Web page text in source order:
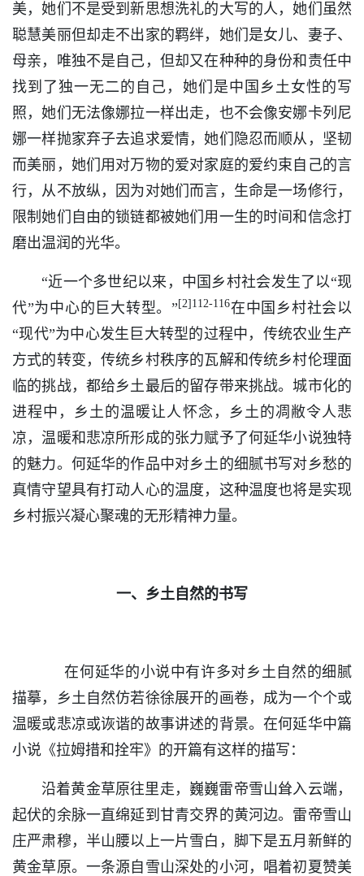
美，她们不是受到新思想洗礼的大写的人，她们虽然
聪慧美丽但却走不出家的羁绊，她们是女儿、妻子、
母亲，唯独不是自己，但却又在种种的身份和责任中
找到了独一无二的自己，她们是中国乡土女性的写
照，她们无法像娜拉一样出走，也不会像安娜卡列尼
娜一样抛家弃子去追求爱情，她们隐忍而顺从，坚韧
而美丽，她们用对万物的爱对家庭的爱约束自己的言
行，从不放纵，因为对她们而言，生命是一场修行，
限制她们自由的锁链都被她们用一生的时间和信念打
磨出温润的光华。
“近一个多世纪以来，中国乡村社会发生了以“现
代”为中心的巨大转型。” [2]112-116在中国乡村社会以
“现代”为中心发生巨大转型的过程中，传统农业生产
方式的转变，传统乡村秩序的瓦解和传统乡村伦理面
临的挑战，都给乡土最后的留存带来挑战。城市化的
进程中，乡土的温暖让人怀念，乡土的凋敝令人悲
凉，温暖和悲凉所形成的张力赋予了何延华小说独特
的魅力。何延华的作品中对乡土的细腻书写对乡愁的
真情守望具有打动人心的温度，这种温度也将是实现
乡村振兴凝心聚魂的无形精神力量。
一、乡土自然的书写
在何延华的小说中有许多对乡土自然的细腻
描摹，乡土自然仿若徐徐展开的画卷，成为一个个或
温暖或悲凉或诙谐的故事讲述的背景。在何延华中篇
小说《拉姆措和拴牢》的开篇有这样的描写：
沿着黄金草原往里走，巍巍雷帝雪山耸入云端，
起伏的余脉一直绵延到甘青交界的黄河边。雷帝雪山
庄严肃穆，半山腰以上一片雪白，脚下是五月新鲜的
黄金草原。一条源自雪山深处的小河，唱着初夏赞美